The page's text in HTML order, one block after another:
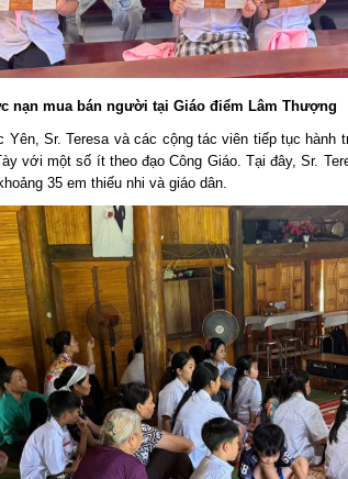
nạn mua bán người tại Giáo điểm Lâm Thượng
Yên, Sr. Teresa và các cộng tác viên tiếp tục
với một số ít theo đạo Công Giáo. Tại đây, Sr.
35 em thiếu nhi và giáo dân.